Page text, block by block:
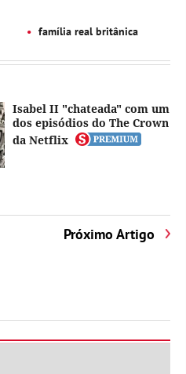
família real britânica
Isabel II "chateada" com um
dos episódios do The Crown
da Netflix
Próximo Artigo